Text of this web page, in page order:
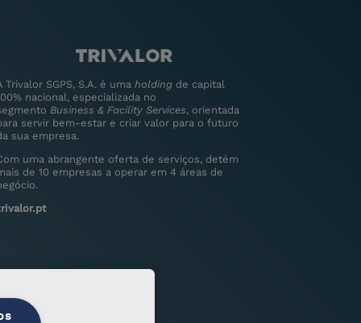
Trivalor SGPS, S.A. é uma holdingde capital
nacional, especializada no
Business & Facility Services, orientada
servir bem-estar e criar valor para o futuro
sua empresa.
uma abrangente oferta de serviços, detém
de 10 empresas a operar em 4 áreas de